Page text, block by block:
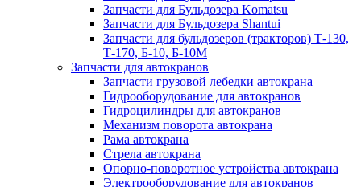
Запчасти для Бульдозера Komatsu
Запчасти для Бульдозера Shantui
Запчасти для бульдозеров (тракторов) Т-130,
Т-170, Б-10, Б-10М
Запчасти для автокранов
Запчасти грузовой лебедки автокрана
Гидрооборудование для автокранов
Гидроцилиндры для автокранов
Механизм поворота автокрана
Рама автокрана
Стрела автокрана
Опорно-поворотное устройства автокрана
Электрооборудование для автокранов